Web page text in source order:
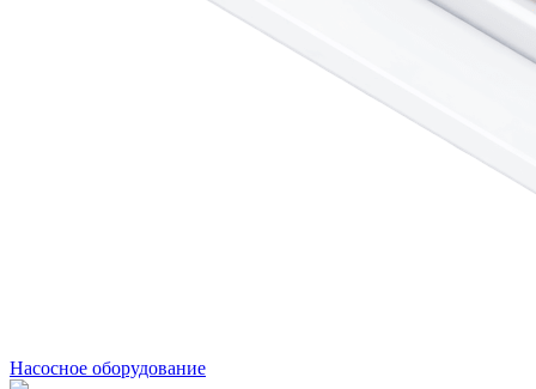
Насосное оборудование